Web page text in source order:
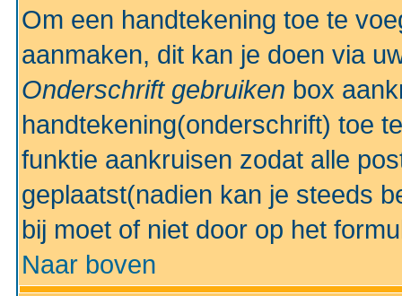
Om een handtekening toe te
aanmaken, dit kan je doen via
Onderschrift gebruiken box
handtekening(onderschrift) toe
funktie aankruisen zodat alle
geplaatst(nadien kan je steeds
bij moet of niet door op het
Naar boven